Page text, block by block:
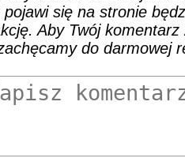
się na stronie
Aby Twój
do darmowej